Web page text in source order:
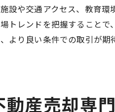
茨城県特有の市場動向を活
地域特性に応じた効果的な
茨城県での売却事例から学
設や交通アクセス、教育
トレンドを把握すること
より良い条件での取引が
産売却専